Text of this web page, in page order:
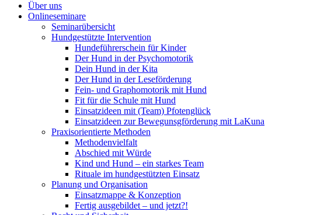
Über uns
Onlineseminare
Seminarübersicht
Hundgestützte Intervention
Hundeführerschein für Kinder
Der Hund in der Psychomotorik
Dein Hund in der Kita
Der Hund in der Leseförderung
Fein- und Graphomotorik mit Hund
Fit für die Schule mit Hund
Einsatzideen mit (Team) Pfotenglück
Einsatzideen zur Bewegunsgförderung mit LaKuna
Praxisorientierte Methoden
Methodenvielfalt
Abschied mit Würde
Kind und Hund – ein starkes Team
Rituale im hundgestützten Einsatz
Planung und Organisation
Einsatzmappe & Konzeption
Fertig ausgebildet – und jetzt?!